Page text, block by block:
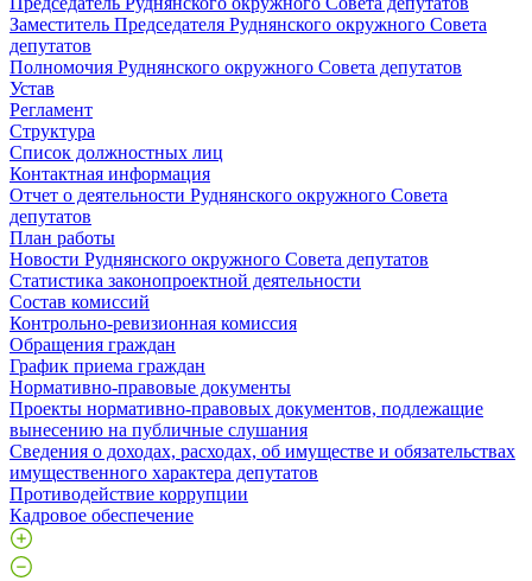
Заместитель Председателя Руднянского окружного Совета
депутатов
Полномочия Руднянского окружного Совета депутатов
Устав
Регламент
Структура
Список должностных лиц
Контактная информация
Отчет о деятельности Руднянского окружного Совета
депутатов
План работы
Новости Руднянского окружного Совета депутатов
Статистика законопроектной деятельности
Состав комиссий
Контрольно-ревизионная комиссия
Обращения граждан
График приема граждан
Нормативно-правовые документы
Проекты нормативно-правовых документов, подлежащие
вынесению на публичные слушания
Сведения о доходах, расходах, об имуществе и обязательствах
имущественного характера депутатов
Противодействие коррупции
Кадровое обеспечение